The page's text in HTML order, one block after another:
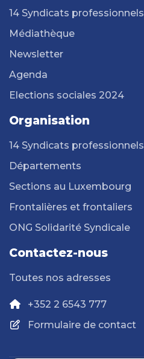
14 Syndicats professionnels
Médiathèque
Newsletter
Agenda
Elections sociales 2024
Organisation
14 Syndicats professionnels
Départements
Sections au Luxembourg
Frontalières et frontaliers
ONG Solidarité Syndicale
Contactez-nous
Toutes nos adresses
+352 2 6543 777
Formulaire de contact